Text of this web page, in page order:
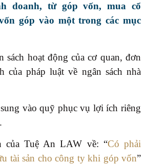
doanh, từ góp vốn, mua cổ
góp vào một trong các mục
sách hoạt động của cơ quan, đơn
pháp luật về ngân sách nhà
vào quỹ phục vụ lợi ích riêng
của Tuệ An LAW về: “Có phải
tài sản cho công ty khi góp vốn”